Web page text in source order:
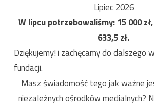
Lipiec 2026
W lipcu potrzebowaliśmy:15 000
633,5zł.
Dziękujemy! i zachęcamy do dalszego
fundacji.
Masz świadomość tego jak ważne
niezależnych ośrodków medialnych?